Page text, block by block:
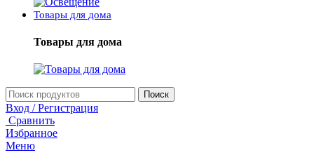
Товары для дома
Товары для дома
Поиск
Вход / Регистрация
Сравнить
Избранное
Меню